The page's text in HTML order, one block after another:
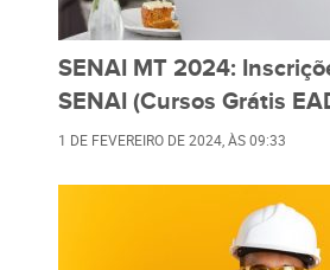
SENAI MT 2024:
SENAI (Cursos Grátis
1 DE FEVEREIRO DE 2024 , ÀS09:33